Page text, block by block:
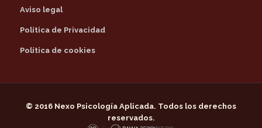
Aviso legal
Política de Privacidad
Política de cookies
© 2016 Nexo Psicología Aplicada. Todos los derechos
reservados.